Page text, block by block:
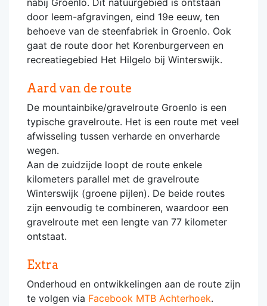
nabij Groenlo. Dit natuurgebied is ontstaan
door leem-afgravingen, eind 19e eeuw, ten
behoeve van de steenfabriek in Groenlo. Ook
gaat de route door het Korenburgerveen en
recreatiegebied Het Hilgelo bij Winterswijk.
Aard van de route
De mountainbike/gravelroute Groenlo is een
typische gravelroute. Het is een route met veel
afwisseling tussen verharde en onverharde
wegen.
Aan de zuidzijde loopt de route enkele
kilometers parallel met de gravelroute
Winterswijk (groene pijlen). De beide routes
zijn eenvoudig te combineren, waardoor een
gravelroute met een lengte van 77 kilometer
ontstaat.
Extra
Onderhoud en ontwikkelingen aan de route zijn
te volgen via Facebook MTB Achterhoek.